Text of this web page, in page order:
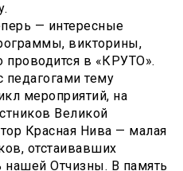
— интересные
викторины,
в «КРУТО».
педагогами тему
мероприятий, на
Великой
Красная Нива — малая
отстаивавших
нашей Отчизны. В память